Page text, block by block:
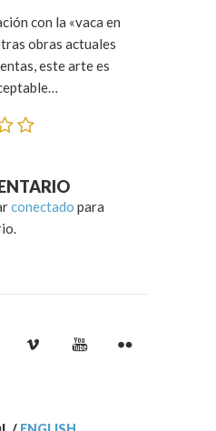
con la «vaca en
obras actuales
este arte es
conectado para